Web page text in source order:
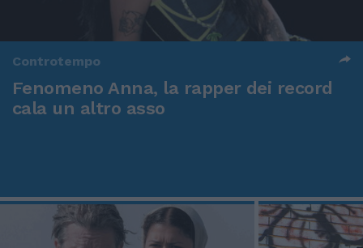
Controtempo
Fenomeno Anna, la rapper dei record
cala un altro asso